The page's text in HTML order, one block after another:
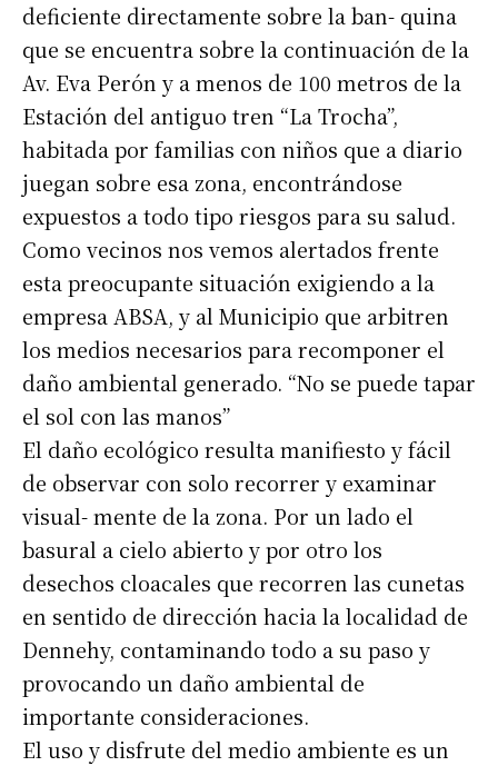
deficiente directamente sobre la ban- quina
que se encuentra sobre la continuación de la
Av. Eva Perón y a menos de 100 metros de la
Estación del antiguo tren “La Trocha”,
habitada por familias con niños que a diario
juegan sobre esa zona, encontrándose
expuestos a todo tipo riesgos para su salud.
Como vecinos nos vemos alertados frente
esta preocupante situación exigiendo a la
empresa ABSA, y al Municipio que arbitren
los medios necesarios para recomponer el
daño ambiental generado. “No se puede tapar
el sol con las manos”
El daño ecológico resulta manifiesto y fácil
de observar con solo recorrer y examinar
visual- mente de la zona. Por un lado el
basural a cielo abierto y por otro los
desechos cloacales que recorren las cunetas
en sentido de dirección hacia la localidad de
Dennehy, contaminando todo a su paso y
provocando un daño ambiental de
importante consideraciones.
El uso y disfrute del medio ambiente es un